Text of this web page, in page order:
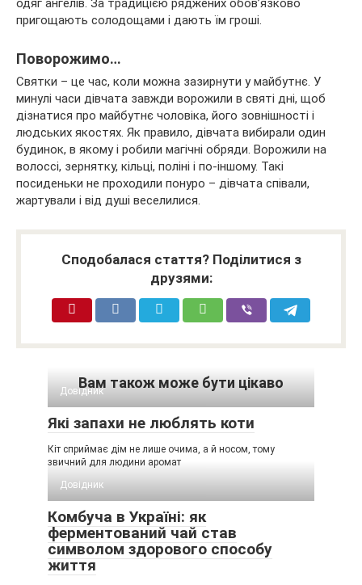
одяг ангелів. За традицією ряджених обов’язково
пригощають солодощами і дають їм гроші.
Поворожимо…
Святки – це час, коли можна зазирнути у майбутнє. У
минулі часи дівчата завжди ворожили в святі дні, щоб
дізнатися про майбутнє чоловіка, його зовнішності і
людських якостях. Як правило, дівчата вибирали один
будинок, в якому і робили магічні обряди. Ворожили на
волоссі, зернятку, кільці, поліні і по-іншому. Такі
посиденьки не проходили понуро – дівчата співали,
жартували і від душі веселилися.
Сподобалася стаття? Поділитися з
друзями:
Вам також може бути цікаво
Довідник
Які запахи не люблять коти
Кіт сприймає дім не лише очима, а й носом, тому
звичний для людини аромат
Довідник
Комбуча в Україні: як
ферментований чай став
символом здорового способу
життя